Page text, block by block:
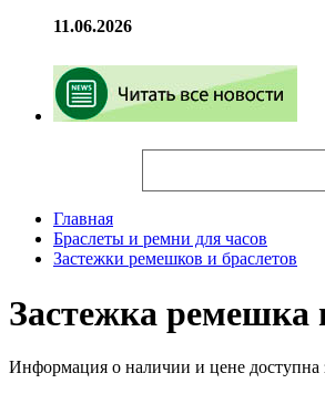
11.06.2026
Главная
Браслеты и ремни для часов
Застежки ремешков и браслетов
Застежка ремешка
Информация о наличии и цене доступна